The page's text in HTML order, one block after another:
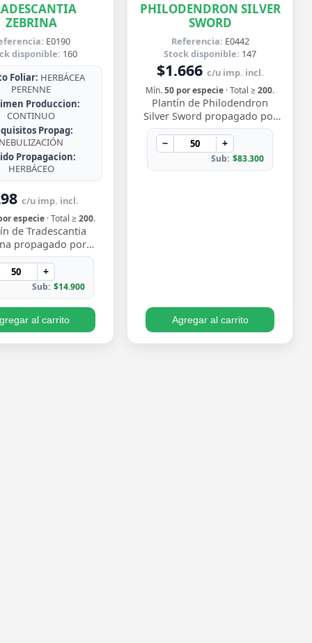
ZEBRINA
E0190
disponible: 160
Foliar: HERBÁCEA
PERENNE
Produccion:
CONTINUO
Propag:
NEBULIZACIÓN
Propagacion:
HERBÁCEO
c/u imp. incl.
especie · Total ≥200.
de Tradescantia
propagado por
enraizado, con ese
follaje bicolor de
morado y pl…
+
Sub: $14.900
al carrito
PHILODENDRON SILVER
SWORD
Referencia: E0442
Stock disponible: 147
$1.666 c/u imp. incl.
Mín.50 por especie · Total ≥200.
Plantín de Philodendron
Silver Sword propagado por
esqueje ya enraizado, con
hojas lanceoladas de un
plateado metálico …
− +
Sub: $83.300
Agregar al carrito